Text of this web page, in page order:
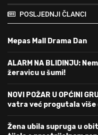
POSLJEDNJI ČLANCI
Mepas Mall Drama Dan
ALARM NA BLIDINJU:
žeravicu u šumi!
NOVI POŽAR U OPĆINI
vatra već progutala više
Žena ubila supruga u